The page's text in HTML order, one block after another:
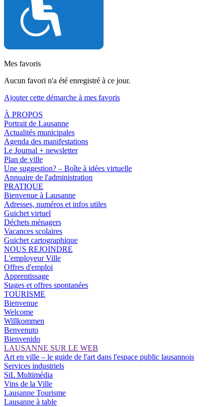
Mes favoris
Aucun favori n'a été enregistré à ce jour.
Ajouter cette démarche à mes favoris
À PROPOS
Portrait de Lausanne
Actualités municipales
Agenda des manifestations
Le Journal + newsletter
Plan de ville
Une suggestion? – Boîte à idées virtuelle
Annuaire de l'administration
PRATIQUE
Bienvenue à Lausanne
Adresses, numéros et infos utiles
Guichet virtuel
Déchets ménagers
Vacances scolaires
Guichet cartographique
NOUS REJOINDRE
L'employeur Ville
Offres d'emploi
Apprentissage
Stages et offres spontanées
TOURISME
Bienvenue
Welcome
Willkommen
Benvenuto
Bienvenido
LAUSANNE SUR LE WEB
Art en ville – le guide de l'art dans l'espace public lausannois
Services industriels
SiL Multimédia
Vins de la Ville
Lausanne Tourisme
Lausanne à table